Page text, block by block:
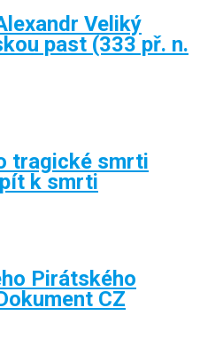
Veliký
past (333 př. n.
tragické smrti
k smrti
Pirátského
CZ